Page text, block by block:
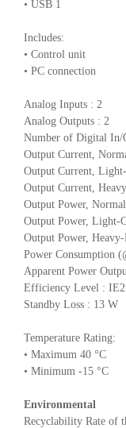
• USB 1
Includes:
• Control unit
• PC connection
Analog Inputs : 2
Analog Outputs : 2
Number of Digital In/
Output Current,
Output Current,
Output Current,
Output Power,
Output Power, Light-
Output Power,
Power Consumption
Apparent Power
Efficiency Level : IE2
Standby Loss : 13 W
Temperature Rating:
• Maximum 40 °C
• Minimum -15 °C
Environmental
Recyclability Rate of